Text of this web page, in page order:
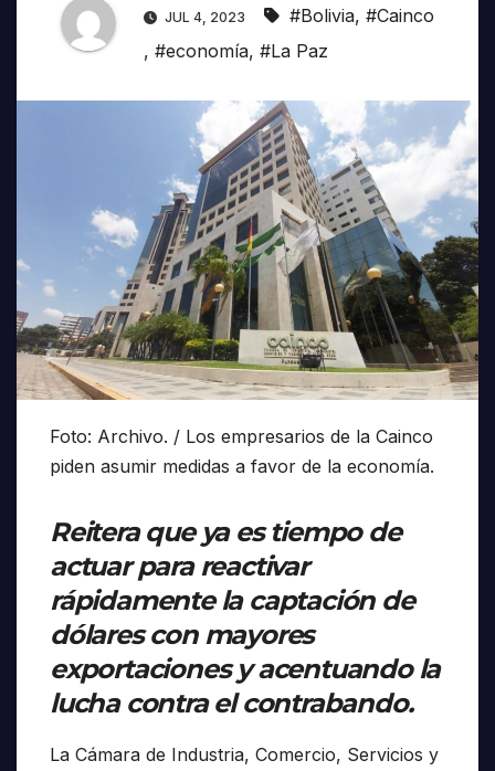
JUL 4, 2023 #Bolivia, #Cainco
, #economía, #La Paz
Foto: Archivo. / Los empresarios de la Cainco
piden asumir medidas a favor de la economía.
Reitera que ya es tiempo de
actuar para reactivar
rápidamente la captación de
dólares con mayores
exportaciones y acentuando la
lucha contra el contrabando.
La Cámara de Industria, Comercio, Servicios y